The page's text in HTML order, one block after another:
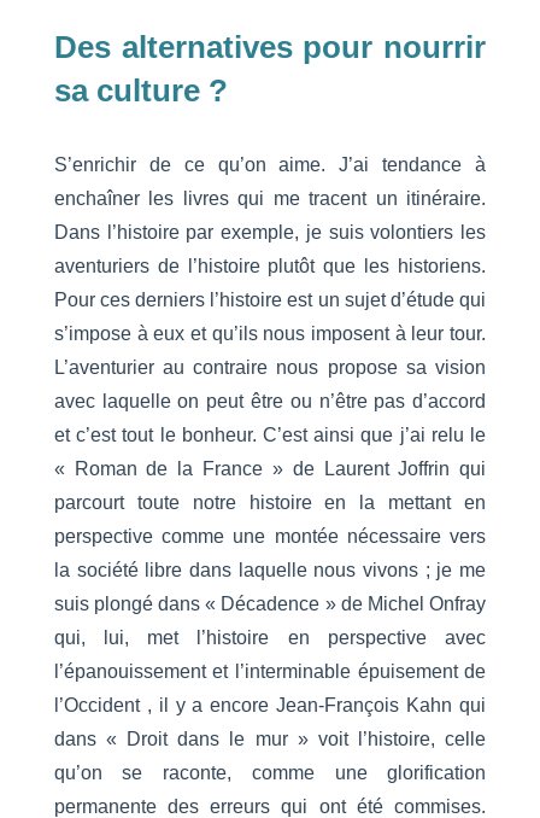
Des alternatives pour nourrir
sa culture ?
S’enrichir de ce qu’on aime. J’ai tendance à
enchaîner les livres qui me tracent un itinéraire.
Dans l’histoire par exemple, je suis volontiers les
aventuriers de l’histoire plutôt que les historiens.
Pour ces derniers l’histoire est un sujet d’étude qui
s’impose à eux et qu’ils nous imposent à leur tour.
L’aventurier au contraire nous propose sa vision
avec laquelle on peut être ou n’être pas d’accord
et c’est tout le bonheur. C’est ainsi que j’ai relu le
« Roman de la France » de Laurent Joffrin qui
parcourt toute notre histoire en la mettant en
perspective comme une montée nécessaire vers
la société libre dans laquelle nous vivons ; je me
suis plongé dans « Décadence » de Michel Onfray
qui, lui, met l’histoire en perspective avec
l’épanouissement et l’interminable épuisement de
l’Occident , il y a encore Jean-François Kahn qui
dans « Droit dans le mur » voit l’histoire, celle
qu’on se raconte, comme une glorification
permanente des erreurs qui ont été commises.